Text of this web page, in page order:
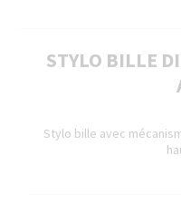
STYLO BILLE
Stylo bille avec